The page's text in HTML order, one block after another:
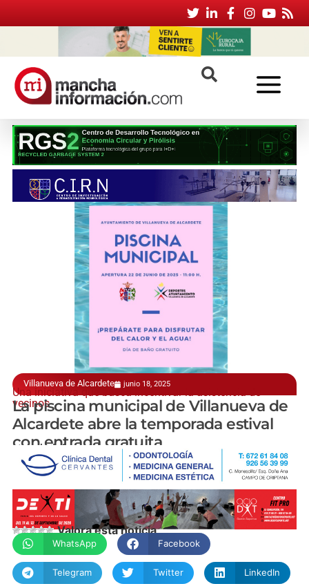
Villanueva de Alcardete junio 18, 2025
Una iniciativa que busca incentivar la asistencia de
vecinos
La piscina municipal de Villanueva de
Alcardete abre la temporada estival
con entrada gratuita
manchainformacion.com
Valora esta noticia
WhatsApp Facebook
Telegram Twitter LinkedIn